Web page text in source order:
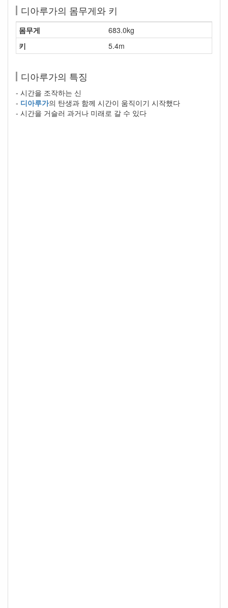
디아루가의 몸무게와 키
몸무게
683.0kg
키
5.4m
디아루가의 특징
- 시간을 조작하는 신
- 디아루가의 탄생과 함께 시간이 움직이기 시작했다
- 시간을 거슬러 과거나 미래로 갈 수 있다